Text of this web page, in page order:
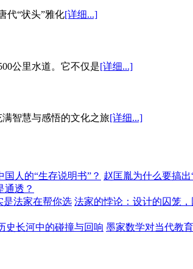
代“状头”雅化[详细...]
公里水道。它不仅是[详细...]
智慧与感悟的文化之旅[详细...]
人的“生存说明书”？ 赵匡胤为什么要搞
通透？
是法家在帮你选 法家的悖论：设计的囚笼，
史长河中的碰撞与回响 墨家数学对当代教